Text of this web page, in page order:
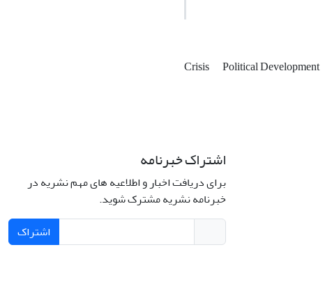
Crisis Political Development
اشتراک خبرنامه
برای دریافت اخبار و اطلاعیه های مهم نشریه در
خبرنامه نشریه مشترک شوید.
اشتراک